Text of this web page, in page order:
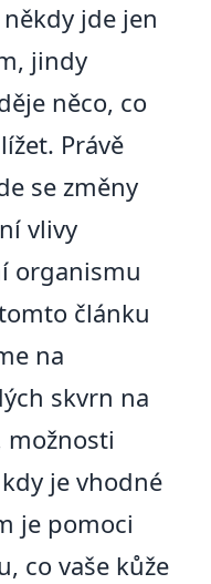
jde jen
jindy
něco, co
Právě
se změny
vlivy
organismu
článku
na
skvrn na
je vhodné
je pomoci
co vaše kůže